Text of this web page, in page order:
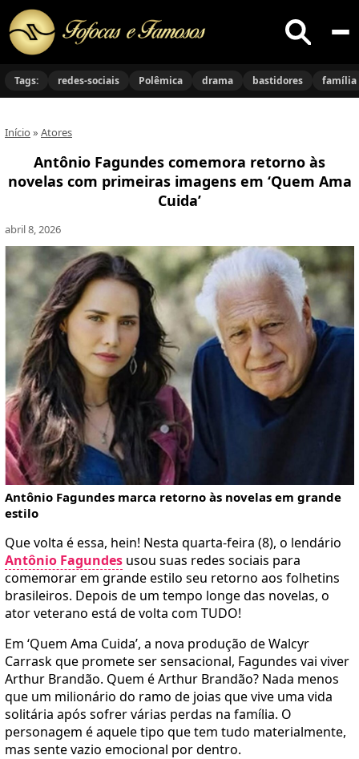
Buscar
no
Tags: redes-sociais Polêmica drama bastidores família
Início » Atores
Antônio Fagundes comemora retorno às
novelas com primeiras imagens em ‘Quem Ama
Cuida’
abril 8, 2026
Antônio Fagundes marca retorno às novelas em grande
estilo
Que volta é essa, hein! Nesta quarta-feira (8), o lendário
Antônio Fagundes usou suas redes sociais para
comemorar em grande estilo seu retorno aos folhetins
brasileiros. Depois de um tempo longe das novelas, o
ator veterano está de volta com TUDO!
Em ‘Quem Ama Cuida’, a nova produção de Walcyr
Carrask que promete ser sensacional, Fagundes vai viver
Arthur Brandão. Quem é Arthur Brandão? Nada menos
que um milionário do ramo de joias que vive uma vida
solitária após sofrer várias perdas na família. O
personagem é aquele tipo que tem tudo materialmente,
mas sente vazio emocional por dentro.